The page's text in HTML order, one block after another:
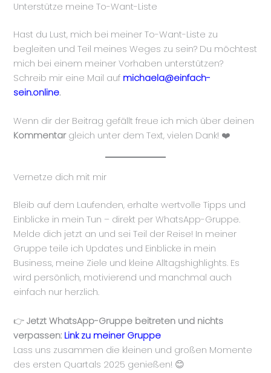
Unterstütze meine To-Want-Liste
Hast du Lust, mich bei meiner To-Want-Liste zu
begleiten und Teil meines Weges zu sein? Du möchtest
mich bei einem meiner Vorhaben unterstützen?
Schreib mir eine Mail auf michaela@einfach-
sein.online.
Wenn dir der Beitrag gefällt freue ich mich über deinen
Kommentargleich unter dem Text, vielen Dank! ❤️
Vernetze dich mit mir
Bleib auf dem Laufenden, erhalte wertvolle Tipps und
Einblicke in mein Tun – direkt per WhatsApp-Gruppe.
Melde dich jetzt an und sei Teil der Reise! In meiner
Gruppe teile ich Updates und Einblicke in mein
Business, meine Ziele und kleine Alltagshighlights. Es
wird persönlich, motivierend und manchmal auch
einfach nur herzlich.
👉Jetzt WhatsApp-Gruppe beitreten und nichts
verpassen: Link zu meiner Gruppe
Lass uns zusammen die kleinen und großen Momente
des ersten Quartals 2025 genießen! 😊